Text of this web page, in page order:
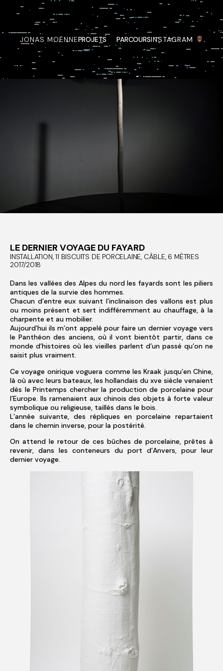
JONAS MOËNNEPROJETS PARCOURSINSTAGRAM
LE DERNIER VOYAGE DU FAYARD
INSTALLATION, 11 BISCUITS DE PORCELAINE, CÂBLE, 6 MÈTRES
2017/2018
Dans les vallées des Alpes du nord les fayards sont les piliers
antiques de la survie des hommes.
Chacun d’entre eux suivant l’inclinaison des vallons est plus
ou moins présent et sert indifféremment au chauffage, à la
charpente et au mobilier.
Aujourd’hui ils m’ont appelé pour faire un dernier voyage vers
le Panthéon des anciens, où il vont bientôt partir, dans ce
monde d’histoires où les vieilles parlent d’un passé qu’on ne
saisit plus vraiment.
Ce voyage onirique voguera comme les Kraak jusqu’en Chine,
là où avec leurs bateaux, les hollandais du xve siècle venaient
dès le Printemps chercher la production de porcelaine pour
l’Europe. Ils ramenaient aux chinois des objets à forte valeur
symbolique ou religieuse, taillés dans le bois.
L’année suivante, des répliques en porcelaine repartaient
dans le chemin inverse, pour la postérité.
On attend le retour de ces bûches de porcelaine, prêtes à
revenir, dans les conteneurs du port d’Anvers, pour leur
dernier voyage.